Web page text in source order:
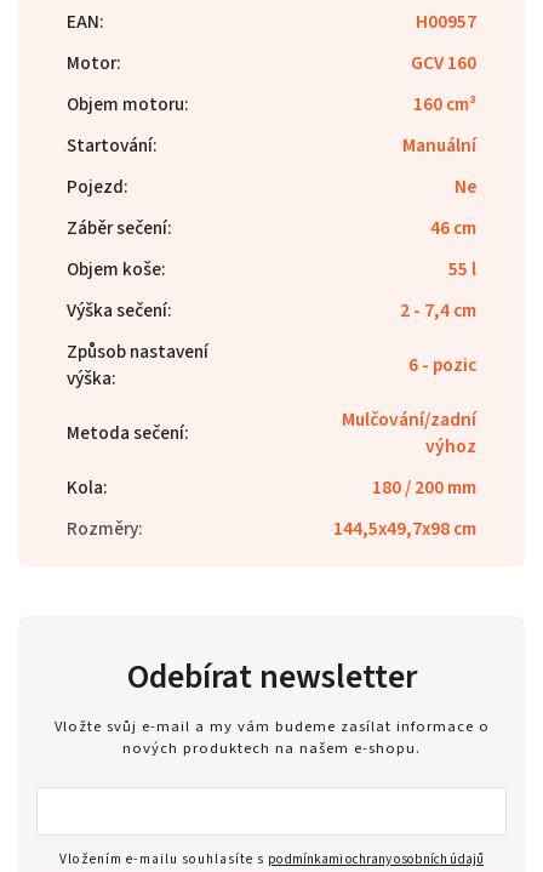
EAN:
H00957
Motor:
GCV 160
Objem motoru:
160 cm³
Startování:
Manuální
Pojezd:
Ne
Záběr sečení:
46 cm
Objem koše:
55 l
Výška sečení:
2 - 7,4 cm
Způsob nastavení
výška: 6 - pozic
Metoda sečení:
Mulčování/zadní
výhoz
Kola:
180 / 200 mm
Rozměry: 144,5x49,7x98 cm
Odebírat newsletter
Vložte svůj e-mail a my vám budeme zasílat informace o
nových produktech na našem e-shopu.
Vložením e-mailu souhlasíte s podmínkami ochrany osobních údajů